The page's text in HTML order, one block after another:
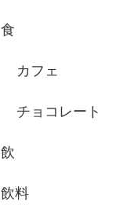
食
カフェ
チョコレート
飲
飲料